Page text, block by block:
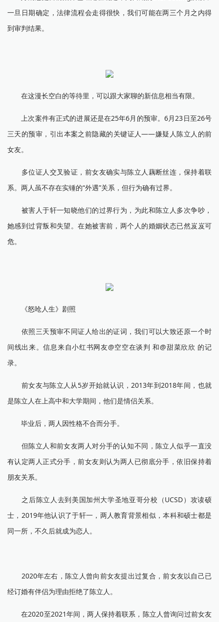
一旦日期确定，法律流程会走得很快，我们可能在两三个月之内得
到审判结果。
在这漫长空白的等待里，可以跟大家聊的新信息相当有限。
上次案件有正式的进展还是在25年6月的预审。6月23日至26号
三天的预审，引出本案之前隐藏的关键证人——嫌疑人陈立人的前
女友。
多位证人交叉验证，前女友确实与陈立人藕断丝连，保持着联
系。两人虽不存在实锤的“外遇”关系，但行为确有过界。
被害人于轩一知晓他们的过界行为，为此和陈立人多次争吵，
她感到过背叛和失望。在她被害前，两个人的婚姻状态已然岌岌可
危。
《怒呛人生》剧照
依照三天预审不同证人给出的证词，我们可以大致还原一个时
间线出来。信息来自小红书网友@空空在谈判 和@甜菜欣欣 的记
录。
前女友与陈立人从5岁开始就认识，2013年到2018年间，也就
是陈立人在上高中和大学期间，他们是情侣关系。
毕业后，两人因性格不合而分手。
但陈立人和前女友两人对分手的认知不同，陈立人似乎一直没
有认定两人正式分手，前女友则认为两人已彻底分手，依旧保持着
朋友关系。
之后陈立人去到美国加州大学圣地亚哥分校（UCSD）攻读硕
士，2019年他认识了于轩一，两人教育背景相似，本科和硕士都是
同一所，不久后就成为恋人。
2020年左右，陈立人曾向前女友提出过复合，前女友以自己已
经订婚有伴侣为理由拒绝了陈立人。
在2020至2021年间，两人保持着联系，陈立人曾询问过前女友